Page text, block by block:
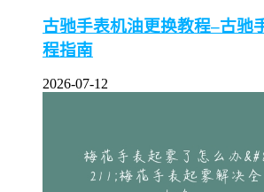
古驰手表机油更换教程–古驰
程指南
2026-07-12